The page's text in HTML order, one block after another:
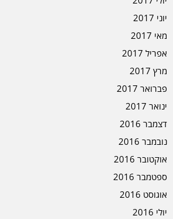
יוני 2017
מאי 2017
אפריל 2017
מרץ 2017
פברואר 2017
ינואר 2017
דצמבר 2016
נובמבר 2016
אוקטובר 2016
ספטמבר 2016
אוגוסט 2016
יולי 2016